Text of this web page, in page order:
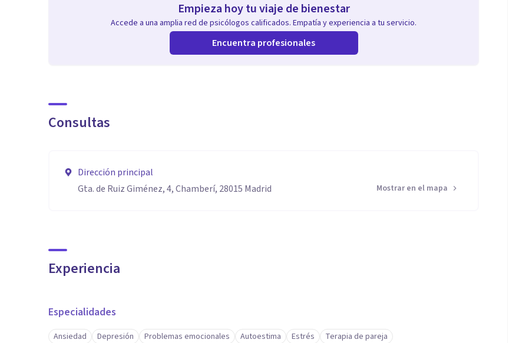
Mirada integradora
Empieza hoy tu viaje de bienestar
Accede a una amplia red de psicólogos calificados. Empatía y experiencia a tu servicio.
Encuentra profesionales
Consultas
Dirección principal
Gta. de Ruiz Giménez, 4, Chamberí, 28015 Madrid
Mostrar en el mapa
Experiencia
Especialidades
Ansiedad Depresión Problemas emocionales Autoestima Estrés Terapia de pareja